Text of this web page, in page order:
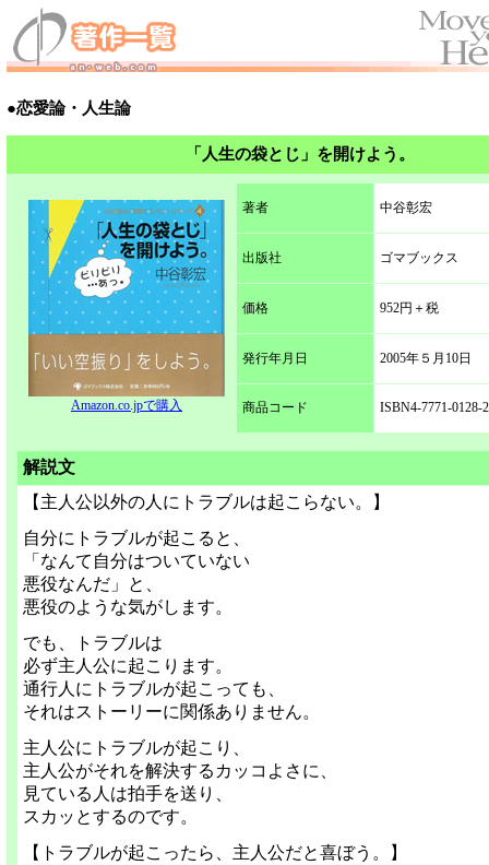
●恋愛論・人生論
「人生の袋とじ」を開けよう。
Amazon.co.jpで購入
著者 中谷彰宏
出版社 ゴマブックス
価格 952円＋税
発行年月日 2005年５月10日
商品コード ISBN4-7771-0128-2
解説文
【主人公以外の人にトラブルは起こらない。】
自分にトラブルが起こると、
「なんて自分はついていない
悪役なんだ」と、
悪役のような気がします。
でも、トラブルは
必ず主人公に起こります。
通行人にトラブルが起こっても、
それはストーリーに関係ありません。
主人公にトラブルが起こり、
主人公がそれを解決するカッコよさに、
見ている人は拍手を送り、
スカッとするのです。
【トラブルが起こったら、主人公だと喜ぼう。】